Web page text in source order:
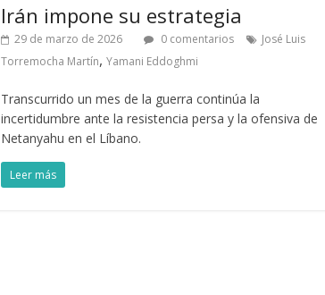
Irán impone su estrategia
29 de marzo de 2026 0 comentarios
José Luis
Torremocha Martín,Yamani Eddoghmi
Transcurrido un mes de la guerra continúa la
incertidumbre ante la resistencia persa y la ofensiva de
Netanyahu en el Líbano.
Leer más